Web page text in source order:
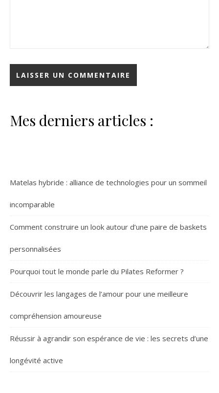
Mes derniers articles :
Matelas hybride : alliance de technologies pour un sommeil
incomparable
Comment construire un look autour d’une paire de baskets
personnalisées
Pourquoi tout le monde parle du Pilates Reformer ?
Découvrir les langages de l’amour pour une meilleure
compréhension amoureuse
Réussir à agrandir son espérance de vie : les secrets d’une
longévité active